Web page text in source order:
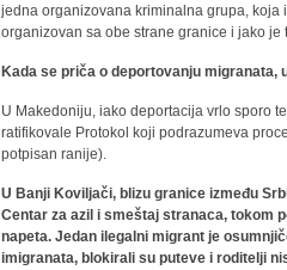
jedna organizovana kriminalna grupa, koja
organizovan sa obe strane granice i jako je
Kada se priča o deportovanju migranata,
U Makedoniju, iako deportacija vrlo sporo
ratifikovale Protokol koji podrazumeva
potpisan ranije).
U Banji Koviljači, blizu granice između
Centar za azil i smeštaj stranaca, tokom
napeta. Jedan ilegalni migrant je
imigranata, blokirali su puteve i roditelji